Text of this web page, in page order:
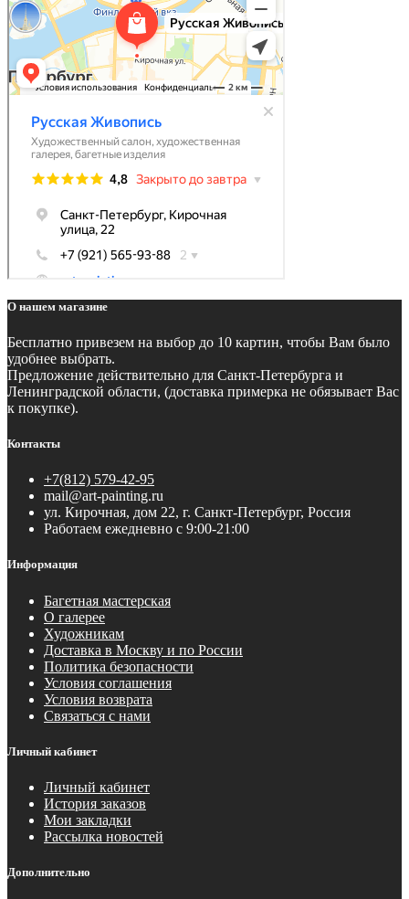
О нашем магазине
Бесплатно привезем на выбор до 10 картин, чтобы Вам было
удобнее выбрать.
Предложение действительно для Санкт-Петербурга и
Ленинградской области, (доставка примерка не обязывает Вас
к покупке).
Контакты
+7(812) 579-42-95
mail@art-painting.ru
ул. Кирочная, дом 22, г. Санкт-Петербург, Россия
Работаем ежедневно с 9:00-21:00
Информация
Багетная мастерская
О галерее
Художникам
Доставка в Москву и по России
Политика безопасности
Условия соглашения
Условия возврата
Связаться с нами
Личный кабинет
Личный кабинет
История заказов
Мои закладки
Рассылка новостей
Дополнительно